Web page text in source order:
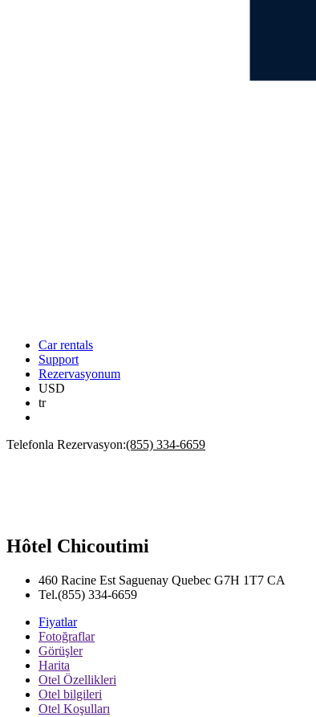
Car rentals
Support
Rezervasyonum
USD
tr
Telefonla Rezervasyon:(855) 334-6659
Hôtel Chicoutimi
460 Racine Est Saguenay Quebec G7H 1T7 CA
Tel.(855) 334-6659
Fiyatlar
Fotoğraflar
Görüşler
Harita
Otel Özellikleri
Otel bilgileri
Otel Koşulları